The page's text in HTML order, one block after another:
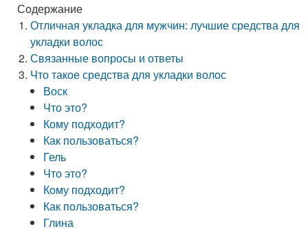
Содержание
Отличная укладка для мужчин: лучшие средства для
укладки волос
Связанные вопросы и ответы
Что такое средства для укладки волос
Воск
Что это?
Кому подходит?
Как пользоваться?
Гель
Что это?
Кому подходит?
Как пользоваться?
Глина